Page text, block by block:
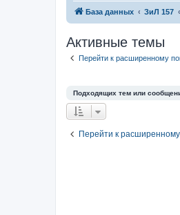
База данных ЗиЛ 157
Активные темы
Перейти к расширенному
Подходящих тем или
Перейти к расширенному